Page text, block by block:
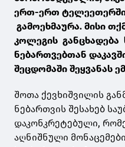
ერთ-ერთ ტელეეთერში
გამოეხმაურა. მისი
კოლეგის განცხადება
ნებართვებთან
შეცდომაში შეყვანას
შოთა ქევხიშვილის
ნებართვის შესახებ
დაკონკრეტებული,
აღნიშნული